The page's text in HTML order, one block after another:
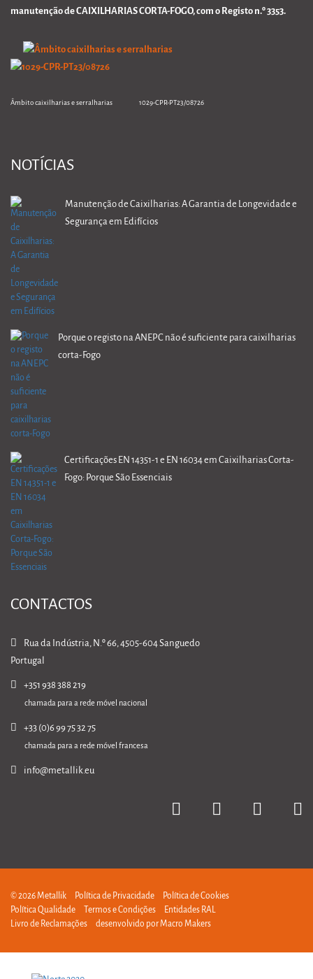
manutenção de CAIXILHARIAS CORTA-FOGO, com o Registo n.º 3353.
Âmbito caixilharias e serralharias 1029-CPR-PT23/08726
NOTÍCIAS
Manutenção de Caixilharias: A Garantia de Longevidade e
Segurança em Edifícios
Porque o registo na ANEPC não é suficiente para caixilharias
corta-Fogo
Certificações EN 14351-1 e EN 16034 em Caixilharias Corta-
Fogo: Porque São Essenciais
CONTACTOS
Rua da Indústria, N.º 66, 4505-604 Sanguedo
Portugal
+351 938 388 219
chamada para a rede móvel nacional
+33 (0)6 99 75 32 75
chamada para a rede móvel francesa
info@metallik.eu
© 2026 Metallik Política de Privacidade
Política de Cookies
Política Qualidade
Termos e Condições
Entidades RAL
Livro de Reclamações
desenvolvido porMacro Makers